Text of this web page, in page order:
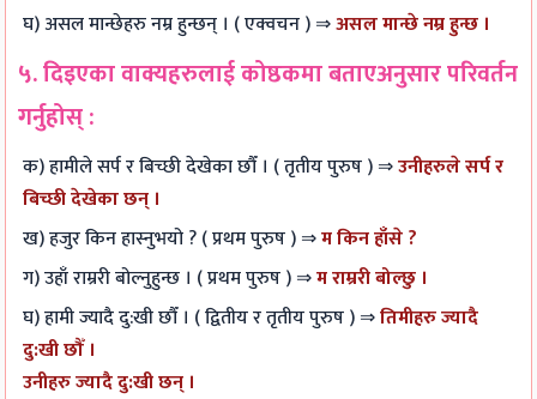
घ) असल मान्छेहरु नम्र हुन्छन् । ( एक्वचन ) ⇒असल मान्छे नम्र हुन्छ ।
५. दिइएका वाक्यहरुलाई कोष्ठकमा बताएअनुसार परिवर्तन
गर्नुहोस् :
क) हामीले सर्प र बिच्छी देखेका छौँ । ( तृतीय पुरुष ) ⇒उनीहरुले सर्प र
बिच्छी देखेका छन् ।
ख) हजुर किन हास्नुभयो ? ( प्रथम पुरुष ) ⇒म किन हाँसे ?
ग) उहाँ राम्ररी बोल्नुहुन्छ । ( प्रथम पुरुष ) ⇒म राम्ररी बोल्छु ।
घ) हामी ज्यादै दु:खी छौँ । ( द्वितीय र तृतीय पुरुष ) ⇒तिमीहरु ज्यादै
दु:खी छौँ ।
उनीहरु ज्यादै दु:खी छन् ।